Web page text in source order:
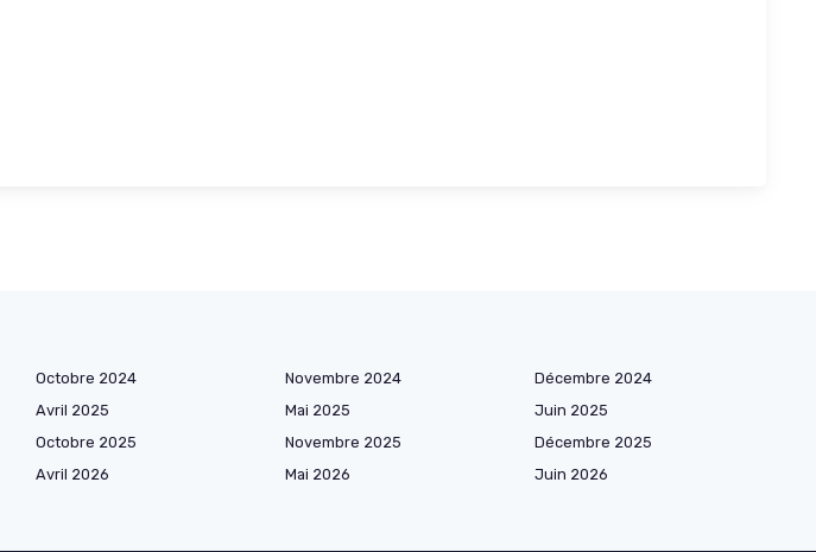
Octobre 2024 Novembre 2024
Décembre 2024
Avril 2025 Mai 2025
Juin 2025
Octobre 2025 Novembre 2025
Décembre 2025
Avril 2026 Mai 2026
Juin 2026